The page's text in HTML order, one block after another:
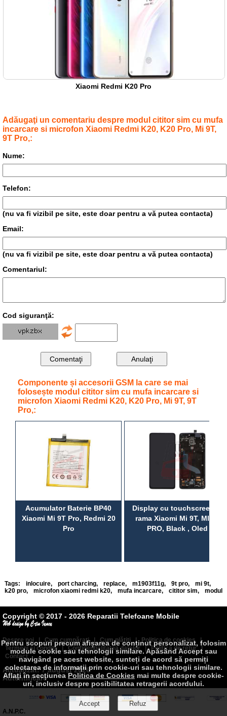
Xiaomi Redmi K20 Pro
Adăugaţi un comentariu despre modul cititor sim cu mufa
incarcare si microfon Xiaomi Redmi K20, K20 Pro, Mi 9T,
9T Pro,:
Nume:
Telefon:
(nu va fi vizibil pe site, este doar pentru a vă putea contacta)
Email:
(nu va fi vizibil pe site, este doar pentru a vă putea contacta)
Comentariul:
Cod siguranţă:
Componente și accesorii GSM la care se mai
folosește modul cititor sim cu mufa incarcare si
microfon Xiaomi Redmi K20, K20 Pro, Mi 9T, 9T
Pro,:
Acumulator Baterie BP40
Xiaomi Mi 9T Pro, Redmi 20
Pro
Display cu touchscreen si
rama Xiaomi Mi 9T, MI 9T
PRO, Black , Oled
Tags: inlocuire, port charcing, replace, m1903f11g, 9t pro, mi 9t,
k20 pro, microfon xiaomi redmi k20, mufa incarcare, cititor sim, modul
Copyright © 2017 - 2026 Reparatii Telefoane Mobile
Despre noi Cum cumpăraţi Cum plătiţi | Politica de cookies
|
Termeni şi condiţii
Confidenţialitatea datelor Politica de retur
|
Contact
Actualizat: 7 august 2026
Autentificare
A.N.P.C.
Pentru scopuri precum afișarea de conținut personalizat, folosim
module cookie sau tehnologii similare. Apăsând Accept sau
navigând pe acest website, sunteți de acord să permiți
colectarea de informații prin cookie-uri sau tehnologii similare.
Aflați în secțiunea Politica de Cookies mai multe despre cookie-
uri, inclusiv despre posibilitatea retragerii acordului.